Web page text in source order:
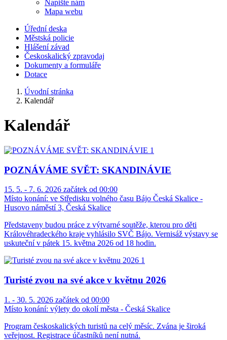
Napište nám
Mapa webu
Úřední deska
Městská policie
Hlášení závad
Českoskalický zpravodaj
Dokumenty a formuláře
Dotace
Úvodní stránka
Kalendář
Kalendář
POZNÁVÁME SVĚT: SKANDINÁVIE
15. 5. - 7. 6. 2026 začátek od 00:00
Místo konání: ve Středisku volného času Bájo Česká Skalice -
Husovo náměstí 3, Česká Skalice
Představeny budou práce z výtvarné soutěže, kterou pro děti
Královéhradeckého kraje vyhlásilo SVČ Bájo. Vernisáž výstavy se
uskuteční v pátek 15. května 2026 od 18 hodin.
Turisté zvou na své akce v květnu 2026
1. - 30. 5. 2026 začátek od 00:00
Místo konání: výlety do okolí města - Česká Skalice
Program českoskalických turistů na celý měsíc. Zvána je široká
veřejnost. Registrace účastníků není nutná.